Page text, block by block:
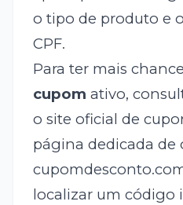
o tipo de produto e
CPF.
Para ter mais
cupom ativo,
o site oficial de
página dedicada de
localizar um código